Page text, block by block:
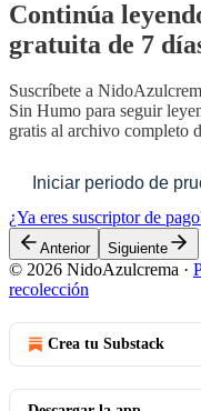
Continúa
gratuita de 7
Suscríbete a
Sin Humo para seguir
gratis al archivo completo
Iniciar periodo de
¿Ya eres suscriptor de
Anterior Siguiente
© 2026 NidoAzulcrema ·
recolección
Crea tu Substack